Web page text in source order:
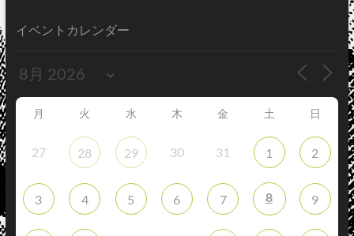
イベントカレンダー
月 火 水 木 金 土 日
27 28 29 30 31 1 2
3 4 5 6 7 8 9